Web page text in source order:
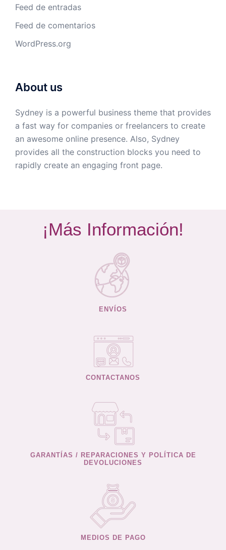
Feed de entradas
Feed de comentarios
WordPress.org
About us
Sydney is a powerful business theme that provides
a fast way for companies or freelancers to create
an awesome online presence. Also, Sydney
provides all the construction blocks you need to
rapidly create an engaging front page.
¡Más Información!
ENVÍOS
CONTACTANOS
GARANTÍAS / REPARACIONES Y POLÍTICA DE
DEVOLUCIONES
MEDIOS DE PAGO